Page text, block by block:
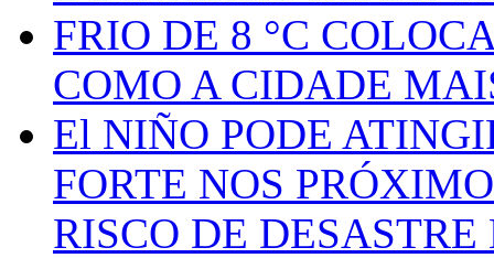
FRIO DE 8 °C
COMO A CIDADE
El NIÑO PODE
FORTE NOS
RISCO DE